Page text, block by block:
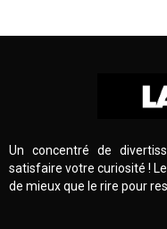
Un concentré de
satisfaire votre curiosité !
de mieux que le rire pour